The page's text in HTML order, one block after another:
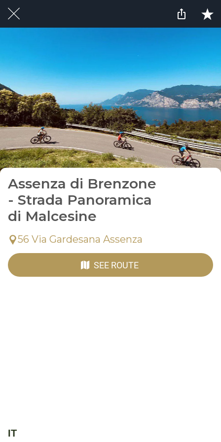
Assenza di Brenzone
- Strada Panoramica
di Malcesine
56 Via Gardesana Assenza
SEE ROUTE
IT